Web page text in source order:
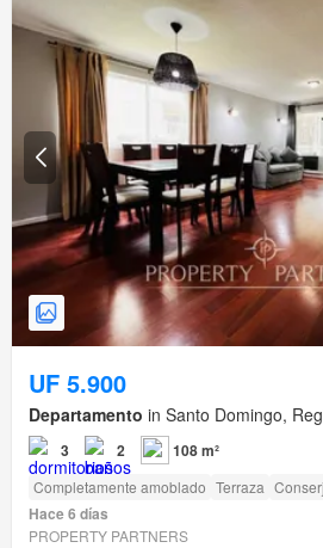
UF 5.900
Departamento in Santo Domingo,
3 2 108 m²
Completamente amoblado Terraza
Hace 6 días
PROPERTY PARTNERS